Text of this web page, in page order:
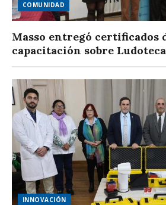
COMUNIDAD
Masso entregó certificados
capacitación sobre Ludoteca
INNOVACIÓN